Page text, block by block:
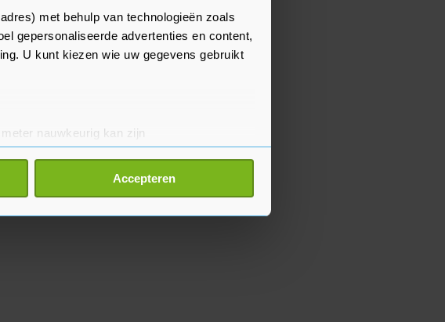
met behulp van technologieën zoals
gepersonaliseerde advertenties en content,
U kunt kiezen wie uw gegevens gebruikt
nauwkeurig kan zijn
(fingerprinting)
in het
detailgedeelte
Accepteren